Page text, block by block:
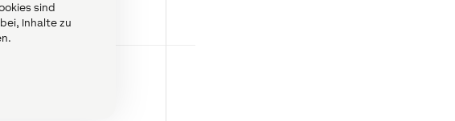
sind
Inhalte zu